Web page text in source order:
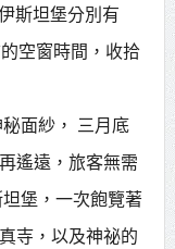
居長者居
倉庫 4棟
新版
斯坦堡分別有
空窗時間，收拾
面紗， 三月底
遙遠，旅客無需
堡，一次飽覽著
寺，以及神祕的